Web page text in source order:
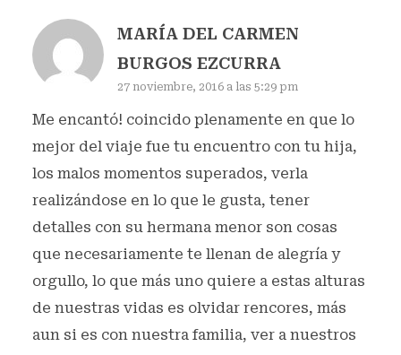
MARÍA DEL CARMEN
BURGOS EZCURRA
27 noviembre, 2016 a las 5:29 pm
Me encantó! coincido plenamente en que lo
mejor del viaje fue tu encuentro con tu hija,
los malos momentos superados, verla
realizándose en lo que le gusta, tener
detalles con su hermana menor son cosas
que necesariamente te llenan de alegría y
orgullo, lo que más uno quiere a estas alturas
de nuestras vidas es olvidar rencores, más
aun si es con nuestra familia, ver a nuestros